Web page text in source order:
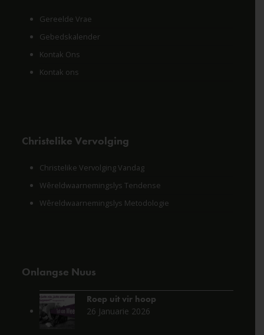
Gereelde Vrae
Gebedskalender
Kontak Ons
Kontak ons
Christelike Vervolging
Christelike Vervolging Vandag
Wêreldwaarnemingslys Tendense
Wêreldwaarnemingslys Metodologie
Onlangse Nuus
Roep uit vir hoop
26 Januarie 2026